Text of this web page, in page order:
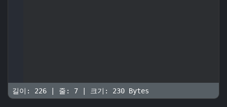
길이: 226 | 줄: 7 | 크기: 230 Bytes